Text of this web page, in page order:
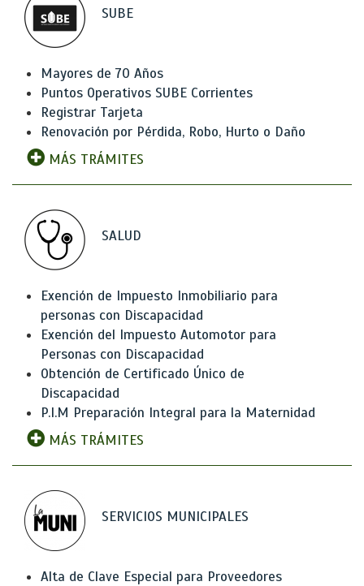
SUBE
Mayores de 70 Años
Puntos Operativos SUBE Corrientes
Registrar Tarjeta
Renovación por Pérdida, Robo, Hurto o Daño
MÁS TRÁMITES
SALUD
Exención de Impuesto Inmobiliario para
personas con Discapacidad
Exención del Impuesto Automotor para
Personas con Discapacidad
Obtención de Certificado Único de
Discapacidad
P.I.M Preparación Integral para la Maternidad
MÁS TRÁMITES
SERVICIOS MUNICIPALES
Alta de Clave Especial para Proveedores